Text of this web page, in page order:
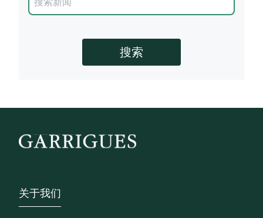
Footer - Sobre Nosotros
关于我们